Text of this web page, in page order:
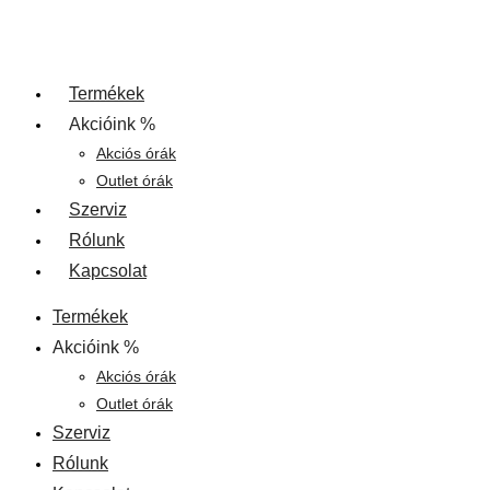
Termékek
Akcióink %
Akciós órák
Outlet órák
Szerviz
Rólunk
Kapcsolat
Termékek
Akcióink %
Akciós órák
Outlet órák
Szerviz
Rólunk